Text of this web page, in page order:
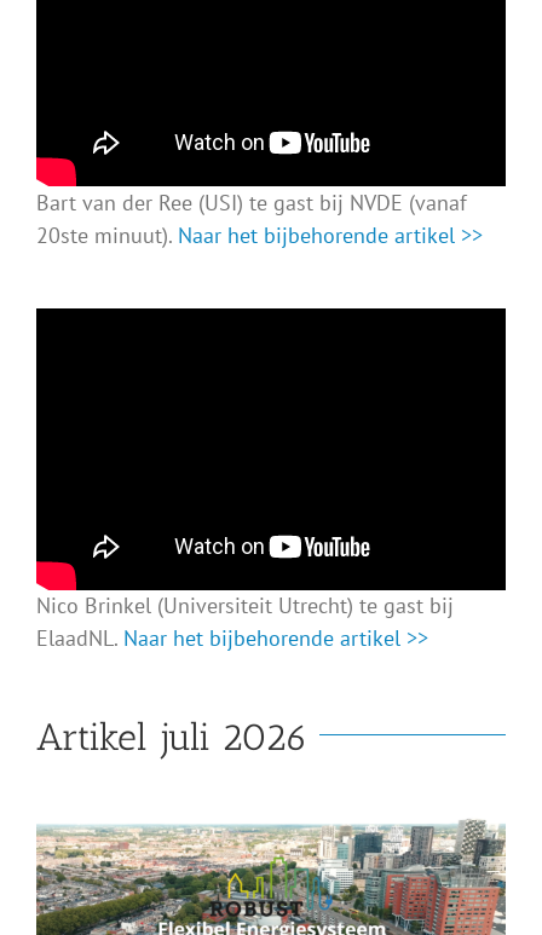
Bart van der Ree (USI) te gast bij NVDE (vanaf
20ste minuut). Naar het bijbehorende artikel >>
Nico Brinkel (Universiteit Utrecht) te gast bij
ElaadNL. Naar het bijbehorende artikel >>
Artikel juli 2026